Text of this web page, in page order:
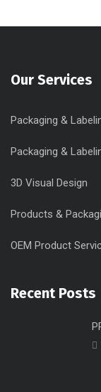
Our Services
Packaging &
Packaging &
3D Visual Design
Products &
OEM Product
Recent Posts